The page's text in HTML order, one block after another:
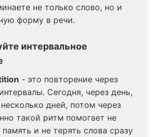
не только слово, но и
форму в речи.
интервальное
- это повторение через
Сегодня, через день,
дней, потом через
такой ритм помогает не
и не терять слова сразу